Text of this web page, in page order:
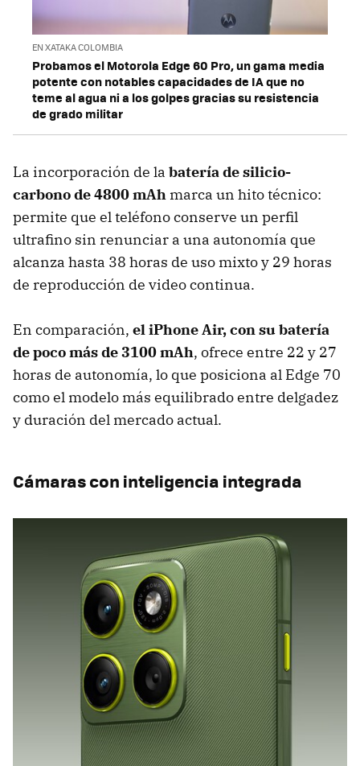
EN XATAKA COLOMBIA
Probamos el Motorola Edge 60 Pro, un gama media
potente con notables capacidades de IA que no
teme al agua ni a los golpes gracias su resistencia
de grado militar
La incorporación de la batería de silicio-
carbono de 4800 mAh marca un hito técnico:
permite que el teléfono conserve un perfil
ultrafino sin renunciar a una autonomía que
alcanza hasta 38 horas de uso mixto y 29 horas
de reproducción de video continua.
En comparación, eliPhone Air, con su batería
de poco más de 3100 mAh, ofrece entre 22 y 27
horas de autonomía, lo que posiciona al Edge 70
como el modelo más equilibrado entre delgadez
y duración del mercado actual.
Cámaras con inteligencia integrada